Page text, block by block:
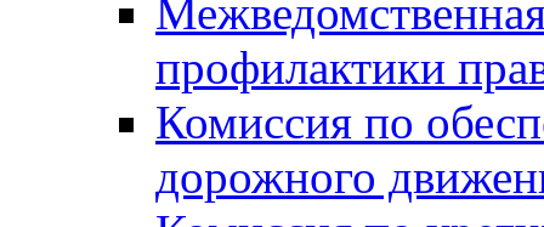
профилактики
Комиссия по
дорожного